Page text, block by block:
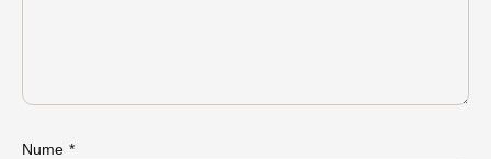
Nume *